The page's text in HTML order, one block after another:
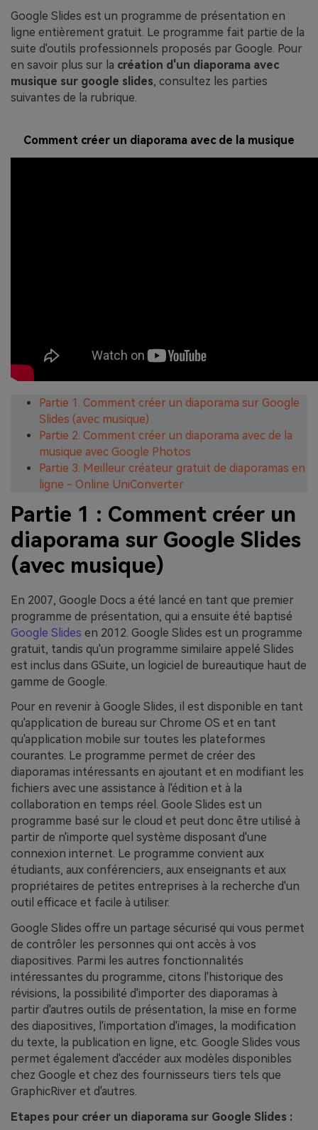
Google Slides est un programme de présentation en
ligne entièrement gratuit. Le programme fait partie de la
suite d'outils professionnels proposés par Google. Pour
en savoir plus sur la création d'un diaporama avec
musique sur google slides, consultez les parties
suivantes de la rubrique.
Comment créer un diaporama avec de la musique
Partie 1. Comment créer un diaporama sur Google
Slides (avec musique)
Partie 2. Comment créer un diaporama avec de la
musique avec Google Photos
Partie 3. Meilleur créateur gratuit de diaporamas en
ligne - Online UniConverter
Partie 1 : Comment créer un
diaporama sur Google Slides
(avec musique)
En 2007, Google Docs a été lancé en tant que premier
programme de présentation, qui a ensuite été baptisé
Google Slides en 2012. Google Slides est un programme
gratuit, tandis qu'un programme similaire appelé Slides
est inclus dans GSuite, un logiciel de bureautique haut de
gamme de Google.
Pour en revenir à Google Slides, il est disponible en tant
qu'application de bureau sur Chrome OS et en tant
qu'application mobile sur toutes les plateformes
courantes. Le programme permet de créer des
diaporamas intéressants en ajoutant et en modifiant les
fichiers avec une assistance à l'édition et à la
collaboration en temps réel. Goole Slides est un
programme basé sur le cloud et peut donc être utilisé à
partir de n'importe quel système disposant d'une
connexion internet. Le programme convient aux
étudiants, aux conférenciers, aux enseignants et aux
propriétaires de petites entreprises à la recherche d'un
outil efficace et facile à utiliser.
Google Slides offre un partage sécurisé qui vous permet
de contrôler les personnes qui ont accès à vos
diapositives. Parmi les autres fonctionnalités
intéressantes du programme, citons l'historique des
révisions, la possibilité d'importer des diaporamas à
partir d'autres outils de présentation, la mise en forme
des diapositives, l'importation d'images, la modification
du texte, la publication en ligne, etc. Google Slides vous
permet également d'accéder aux modèles disponibles
chez Google et chez des fournisseurs tiers tels que
GraphicRiver et d'autres.
Etapes pour créer un diaporama sur Google Slides :